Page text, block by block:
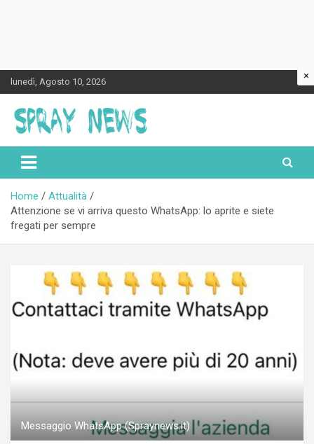
Skip
to
content
lunedì, Agosto 10, 2026
Spraynews.it
Home
Attualità
Attenzione se vi arriva questo WhatsApp: lo aprite e siete
fregati per sempre
Messaggio WhatsApp (Spraynews.it)
×